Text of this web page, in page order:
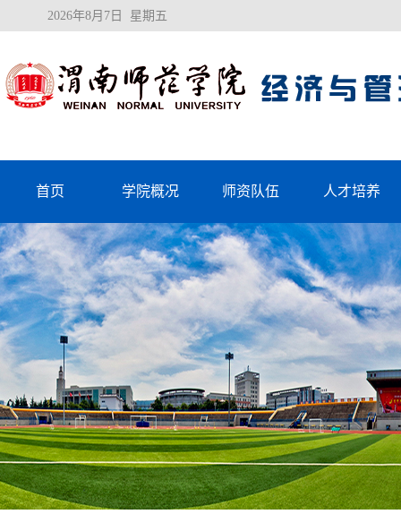
2026年8月7日 星期五
首页 学院概况 师资队伍 人才培养